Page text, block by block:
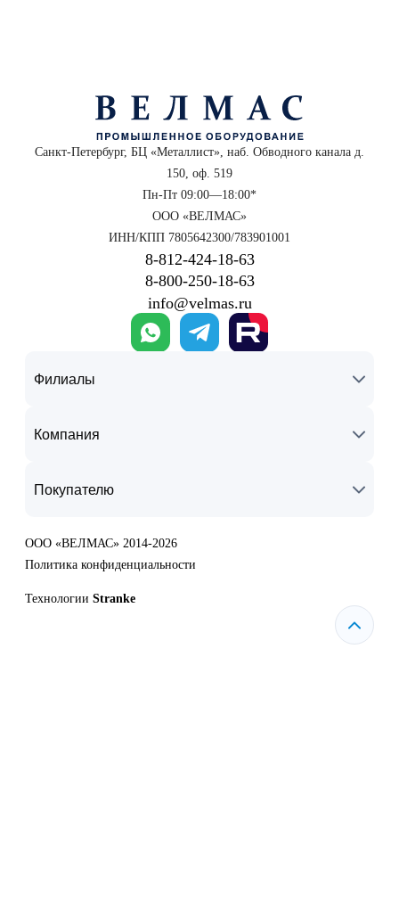
Санкт-Петербург, БЦ «Металлист», наб. Обводного канала д.
150, оф. 519
Пн-Пт 09:00—18:00*
ООО «ВЕЛМАС»
ИНН/КПП 7805642300/783901001
8‑812‑424‑18‑63
8‑800‑250‑18‑63
info@velmas.ru
Филиалы
Компания
Покупателю
ООО «ВЕЛМАС» 2014-2026
Политика конфиденциальности
Технологии Stranke